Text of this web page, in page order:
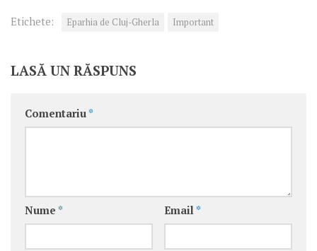
Etichete: Eparhia de Cluj-Gherla Important
LASĂ UN RĂSPUNS
Comentariu *
Nume * Email *